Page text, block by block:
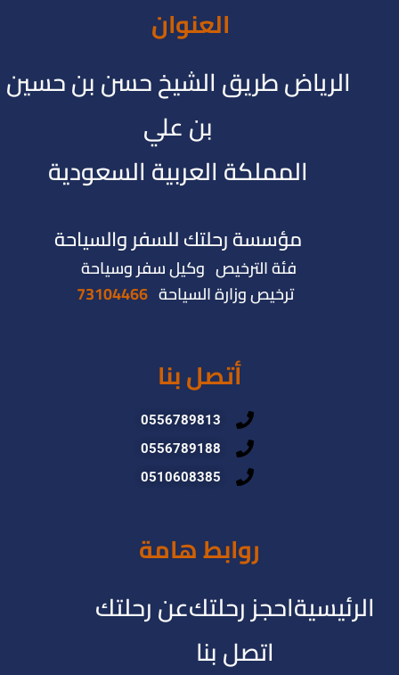
العنوان
الرياض طريق الشيخ حسن بن حسين
بن علي
المملكة العربية السعودية
مؤسسة رحلتك للسفر والسياحة
فئة الترخيص وكيل سفر وسياحة
ترخيص وزارة السياحة 73104466
أتصل بنا
0556789813
0556789188
0510608385
روابط هامة
الرئيسيةاحجز رحلتكعن رحلتك
اتصل بنا